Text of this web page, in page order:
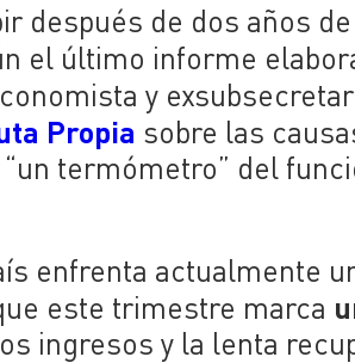
después de dos años
el último informe
y
Propia sobre las
termómetro” del
enfrenta actualmente
este trimestre marca
ingresos y la lenta